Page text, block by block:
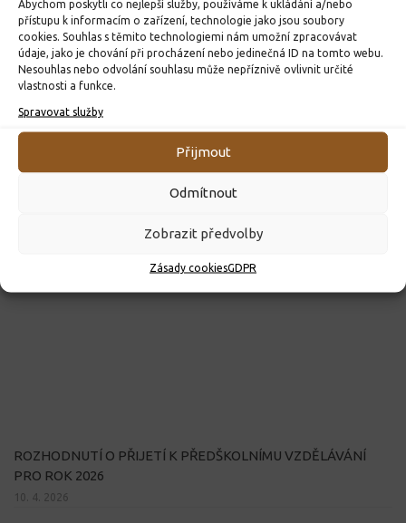
Abychom poskytli co nejlepší služby, používáme k ukládání a/nebo
přístupu k informacím o zařízení, technologie jako jsou soubory
cookies. Souhlas s těmito technologiemi nám umožní zpracovávat
údaje, jako je chování při procházení nebo jedinečná ID na tomto webu.
Nesouhlas nebo odvolání souhlasu může nepříznivě ovlivnit určité
vlastnosti a funkce.
Spravovat služby
Přijmout
Odmítnout
Zobrazit předvolby
Zásady cookiesGDPR
Kroužky 2026/2027
23. 6. 2026
ROZHODNUTÍ O PŘIJETÍ K PŘEDŠKOLNÍMU VZDĚLÁVÁNÍ
PRO ROK 2026
10. 4. 2026